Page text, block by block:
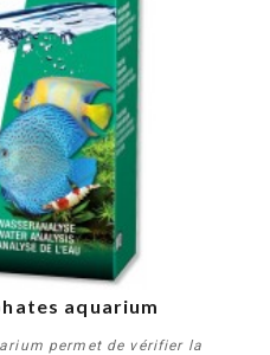
aquarium
permet de vérifier la